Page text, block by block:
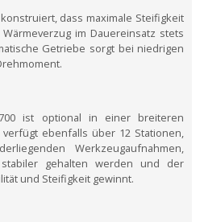
dass maximale Steifigkeit
im Dauereinsatz stets
Getriebe sorgt bei niedrigen
ist optional in einer breiteren
ebenfalls über 12 Stationen,
Werkzeugaufnahmen,
gehalten werden und der
und Steifigkeit gewinnt.